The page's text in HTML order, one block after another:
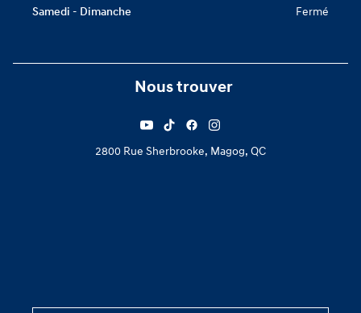
Samedi - Dimanche Fermé
Nous trouver
2800 Rue Sherbrooke, Magog, QC